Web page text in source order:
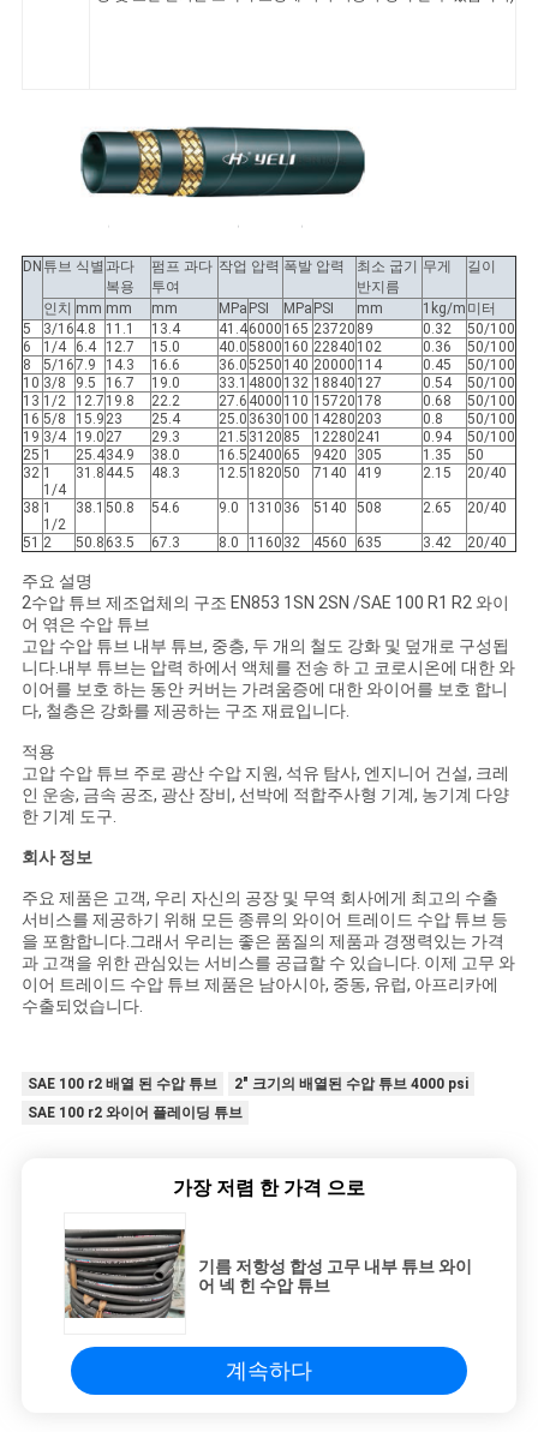
DN 튜브 식별 과다
복용
펌프 과다
투여
작업 압력 폭발 압력
최소 굽기
반지름
무게 길이
인치 mm mm mm MPa PSI MPa PSI mm 1kg/m 미터
5
3/16 4.8 11.1 13.4 41.46000 165 23720 89 0.32
50/100
6
1/4 6.4 12.7 15.0 40.05800 160 22840 102 0.36
50/100
8
5/167.9 14.3 16.6 36.05250 140 20000 114 0.45
50/100
10 3/8 9.5 16.7 19.0 33.1 4800 132 18840 127 0.54
50/100
13 1/2 12.7 19.8 22.2 27.6 4000 110 15720 178 0.68
50/100
16 5/8 15.9 23 25.4 25.0 3630 100 14280 203 0.8
50/100
19 3/4 19.0 27 29.3 21.5 3120 85 12280 241 0.94
50/100
25 1 25.434.9 38.0 16.5 2400 65 9420 305 1.35
50
32 1
1/4
31.8 44.5 48.3 12.5 182050 7140 419 2.15 20/40
38 1
1/2
38.1 50.8 54.6 9.0 1310 36 5140 508 2.65 20/40
51 2 50.8 63.5 67.3 8.0 1160 32 4560 635 3.42 20/40
주요 설명
2수압 튜브 제조업체의 구조 EN853 1SN 2SN /SAE 100 R1 R2 와이
어 엮은 수압 튜브
고압 수압 튜브 내부 튜브, 중층, 두 개의 철도 강화 및 덮개로 구성됩
니다.내부 튜브는 압력 하에서 액체를 전송 하 고 코로시온에 대한 와
이어를 보호 하는 동안 커버는 가려움증에 대한 와이어를 보호 합니
다, 철층은 강화를 제공하는 구조 재료입니다.
적용
고압 수압 튜브 주로 광산 수압 지원, 석유 탐사, 엔지니어 건설, 크레
인 운송, 금속 공조, 광산 장비, 선박에 적합주사형 기계, 농기계 다양
한 기계 도구.
회사 정보
주요 제품은 고객, 우리 자신의 공장 및 무역 회사에게 최고의 수출
서비스를 제공하기 위해 모든 종류의 와이어 트레이드 수압 튜브 등
을 포함합니다.그래서 우리는 좋은 품질의 제품과 경쟁력있는 가격
과 고객을 위한 관심있는 서비스를 공급할 수 있습니다. 이제 고무 와
이어 트레이드 수압 튜브 제품은 남아시아, 중동, 유럽, 아프리카에
수출되었습니다.
SAE 100 r2 배열 된 수압 튜브
2" 크기의 배열된 수압 튜브 4000 psi
SAE 100 r2 와이어 플레이딩 튜브
가장 저렴 한 가격 으로
기름 저항성 합성 고무 내부 튜브 와이
어 넥 힌 수압 튜브
계속하다